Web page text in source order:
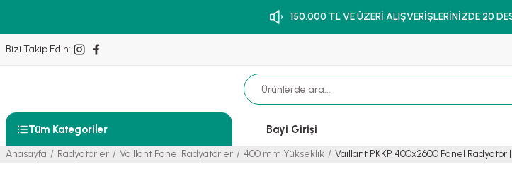
150.000 TL VE ÜZERİ ALIŞVERİŞLERİNİZDE 20
Bizi Takip Edin:
Tüm Kategoriler Bayi Girişi
Anasayfa Radyatörler Vaillant Panel Radyatörler 400 mm Yükseklik Vaillant PKKP 400x2600 Panel Radyatör